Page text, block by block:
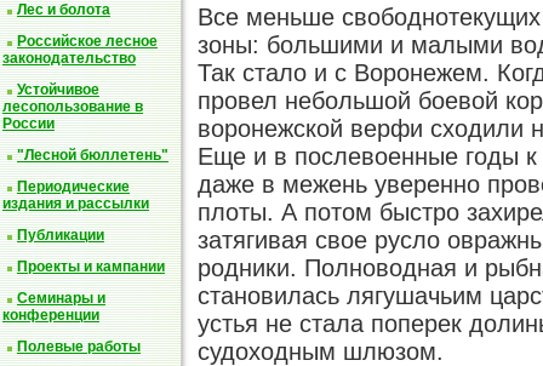
Лес и болота
Российское лесное
законодательство
Устойчивое
лесопользование в
России
"Лесной бюллетень"
Периодические
издания и рассылки
Публикации
Проекты и кампании
Семинары и
конференции
Полевые работы
Все меньше свободнотекущих
зоны: большими и малыми
Так стало и с Воронежем.
провел небольшой боевой
воронежской верфи сходили
Еще и в послевоенные годы
даже в межень уверенно
плоты. А потом быстро
затягивая свое русло
родники. Полноводная и
становилась лягушачьим
устья не стала поперек
судоходным шлюзом.